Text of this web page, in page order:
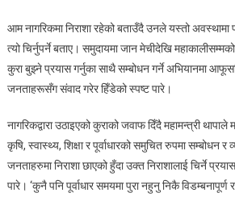
आम नागरिकमा निराशा रहेको बताउँदै उनले यस्तो अवस्थामा
त्यो चिर्नुपर्ने बताए। समुदायमा जान मेचीदेखि
कुरा बुझ्ने प्रयास गर्नुका साथै सम्बोधन गर्ने अभियानमा
जनताहरूसँग संवाद गरेर हिँडेको स्पष्ट पारे।
नागरिकद्वारा उठाइएको कुराको जवाफ दिँदै महामन्त्री
कृषि, स्वास्थ्य, शिक्षा र पूर्वाधारको समुचित रुपमा सम्बोधन
जनताहरुमा निराशा छाएको हुँदा उक्त निराशालाई चिर्ने
पारे। ‘कुनै पनि पूर्वाधार समयमा पुरा नहुनु निकै विडम्बनापूर्ण